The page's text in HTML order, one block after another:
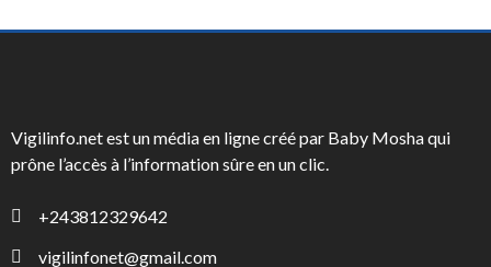
Vigilinfo.net est un média en ligne créé par Baby Mosha qui
prône l’accès à l’information sûre en un clic.
+243812329642
vigilinfonet@gmail.com